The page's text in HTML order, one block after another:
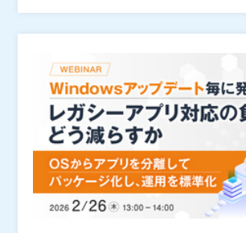
・例外処理や判断ルールが多く、既存
現できない ・「この工程は経験がない
の、成果に直結している“暗黙知”が業務
いる
こうした領域は、無理に標準機能へ業務
すると、現場の運用に歪みが生じたり、
削がれてしまう可能性があります。しか
「スクラッチ開発は悪」「できるだけ作
いう前提で議論が進むこともあり、そ
件を理解するIT部門と、効率化を重視
で、板挟みになってしまうケースが少
本セミナーでは、スクラッチかパッケー
ではなく、こうした業務の性質に応じ
構築の考え方と具体的な手法について
ら解説していきます。
特に、企業独自の強みを持つ業務につ
ころ”と捉え、ただ作るだけでなく、変